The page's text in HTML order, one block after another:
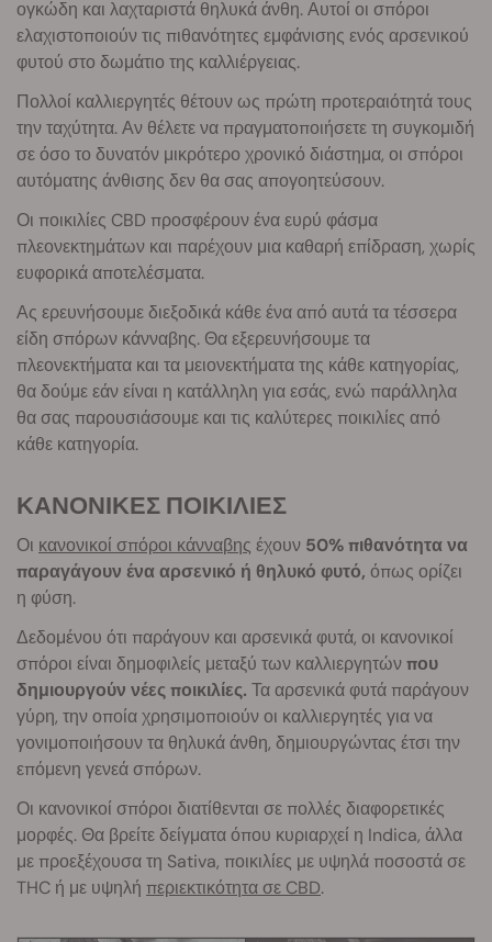
ογκώδη και λαχταριστά θηλυκά άνθη. Αυτοί οι σπόροι
ελαχιστοποιούν τις πιθανότητες εμφάνισης ενός αρσενικού
φυτού στο δωμάτιο της καλλιέργειας.
Πολλοί καλλιεργητές θέτουν ως πρώτη προτεραιότητά τους
την ταχύτητα. Αν θέλετε να πραγματοποιήσετε τη συγκομιδή
σε όσο το δυνατόν μικρότερο χρονικό διάστημα, οι σπόροι
αυτόματης άνθισης δεν θα σας απογοητεύσουν.
Οι ποικιλίες CBD προσφέρουν ένα ευρύ φάσμα
πλεονεκτημάτων και παρέχουν μια καθαρή επίδραση, χωρίς
ευφορικά αποτελέσματα.
Ας ερευνήσουμε διεξοδικά κάθε ένα από αυτά τα τέσσερα
είδη σπόρων κάνναβης. Θα εξερευνήσουμε τα
πλεονεκτήματα και τα μειονεκτήματα της κάθε κατηγορίας,
θα δούμε εάν είναι η κατάλληλη για εσάς, ενώ παράλληλα
θα σας παρουσιάσουμε και τις καλύτερες ποικιλίες από
κάθε κατηγορία.
ΚΑΝΟΝΙΚΕΣ ΠΟΙΚΙΛΙΕΣ
Οι κανονικοί σπόροι κάνναβης έχουν 50% πιθανότητα να
παραγάγουν ένα αρσενικό ή θηλυκό φυτό, όπως ορίζει
η φύση.
Δεδομένου ότι παράγουν και αρσενικά φυτά, οι κανονικοί
σπόροι είναι δημοφιλείς μεταξύ των καλλιεργητώνπου
δημιουργούν νέες ποικιλίες. Τα αρσενικά φυτά παράγουν
γύρη, την οποία χρησιμοποιούν οι καλλιεργητές για να
γονιμοποιήσουν τα θηλυκά άνθη, δημιουργώντας έτσι την
επόμενη γενεά σπόρων.
Οι κανονικοί σπόροι διατίθενται σε πολλές διαφορετικές
μορφές. Θα βρείτε δείγματα όπου κυριαρχεί η Indica, άλλα
με προεξέχουσα τη Sativa, ποικιλίες με υψηλά ποσοστά σε
THC ή με υψηλή περιεκτικότητα σε CBD.